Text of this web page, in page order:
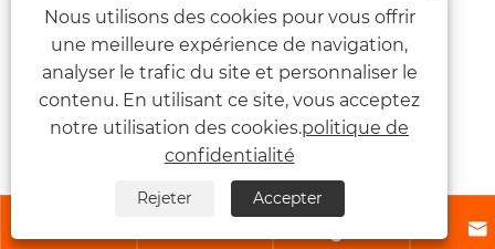

Nous utilisons des cookies pour vous offrir
une meilleure expérience de navigation,
analyser le trafic du site et personnaliser le
contenu. En utilisant ce site, vous acceptez
notre utilisation des cookies.politique de
confidentialité
Rejeter Accepter